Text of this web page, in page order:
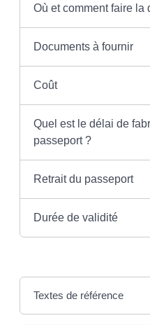
Où et comment faire la
Documents à fournir
Coût
Quel est le délai de
passeport ?
Retrait du passeport
Durée de validité
Textes de référence